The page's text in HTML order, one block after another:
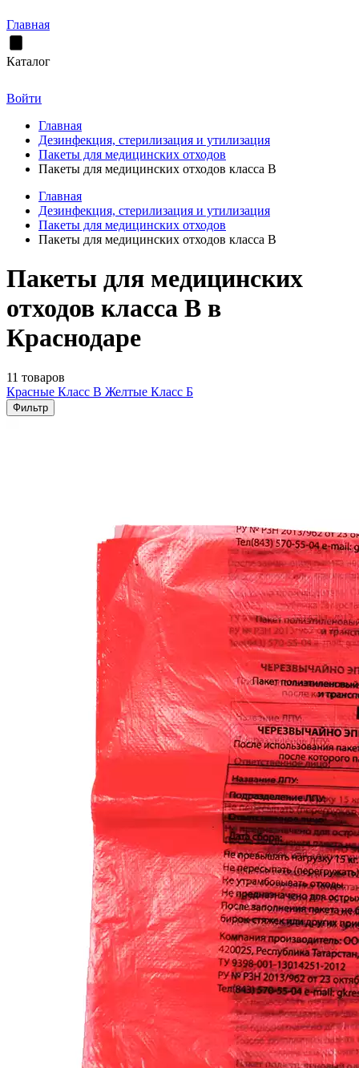
Главная
Каталог
Войти
Главная
Дезинфекция, стерилизация и утилизация
Пакеты для медицинских отходов
Пакеты для медицинских отходов класса В
Главная
Дезинфекция, стерилизация и утилизация
Пакеты для медицинских отходов
Пакеты для медицинских отходов класса В
Пакеты для медицинских
отходов класса В в
Краснодаре
11 товаров
Красные Класс В Желтые Класс Б
Фильтр